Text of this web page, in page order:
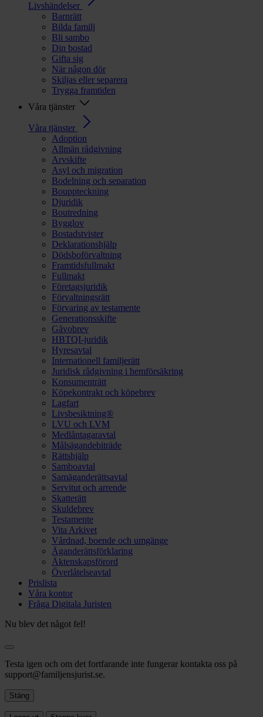
Livshändelser
Barnrätt
Bilda familj
Bli sambo
Din bostad
Gifta sig
När någon dör
Skiljas eller separera
Trygga framtiden
Våra tjänster
Våra tjänster
Adoption
Allmän rådgivning
Arvskifte
Asyl och migration
Bodelning och separation
Bouppteckning
Djuridik
Boutredning
Bygglov
Bostadstvister
Deklarationshjälp
Dödsboförvaltning
Framtidsfullmakt
Fullmakt
Företagsjuridik
Förvaltningsrätt
Förvaring av testamente
Generationsskifte
Gåvobrev
HBTQI-juridik
Hyresavtal
Internationell familjerätt
Juridisk rådgivning i hemförsäkring
Konsumenträtt
Köpekontrakt och köpebrev
Lagfart
Livsbesiktning®
LVU och LVM
Medlåntagaravtal
Målsägandebiträde
Rättshjälp
Samboavtal
Samäganderättsavtal
Servitut och arrende
Skatterätt
Skuldebrev
Testamente
Vita Arkivet
Vårdnad, boende och umgänge
Äganderättsförklaring
Äktenskapsförord
Överlåtelseavtal
Prislista
Våra kontor
Fråga Digitala Juristen
Nu blev det något fel!
Testa igen och om det fortfarande inte fungerar kontakta oss på
support@familjensjurist.se.
Stäng